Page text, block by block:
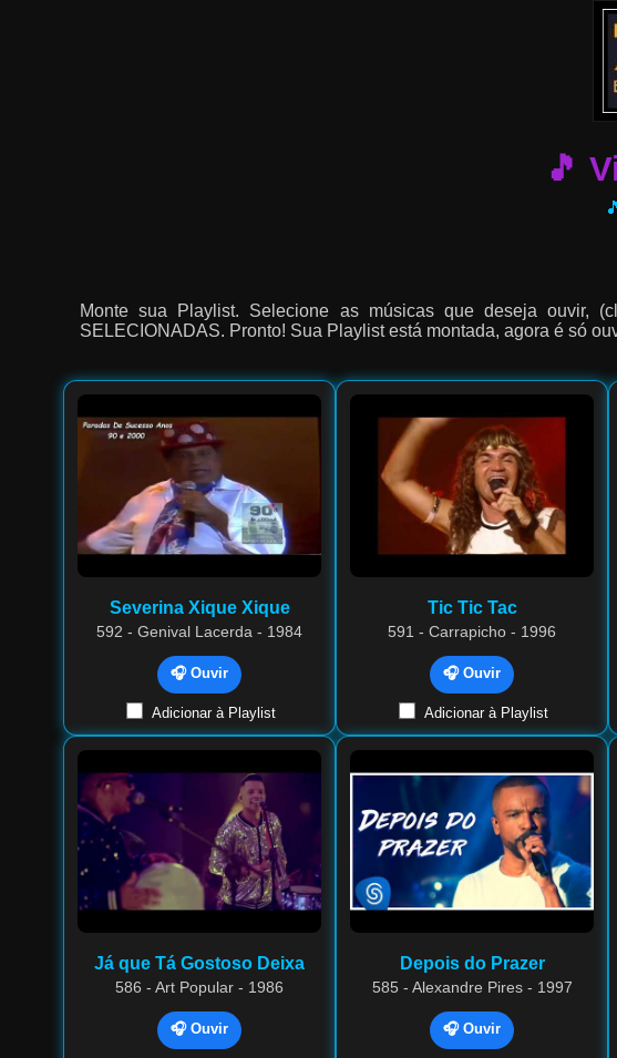
🎵
Monte sua Playlist. Selecione as músicas que deseja ouvir,
SELECIONADAS. Pronto! Sua Playlist está montada, agora é só
Severina Xique Xique
592 - Genival Lacerda - 1984
🎧 Ouvir
Adicionar à Playlist
Tic Tic Tac
591 - Carrapicho - 1996
🎧 Ouvir
Adicionar à Playlist
Já que Tá Gostoso Deixa
586 - Art Popular - 1986
🎧 Ouvir
Depois do Prazer
585 - Alexandre Pires - 1997
🎧 Ouvir